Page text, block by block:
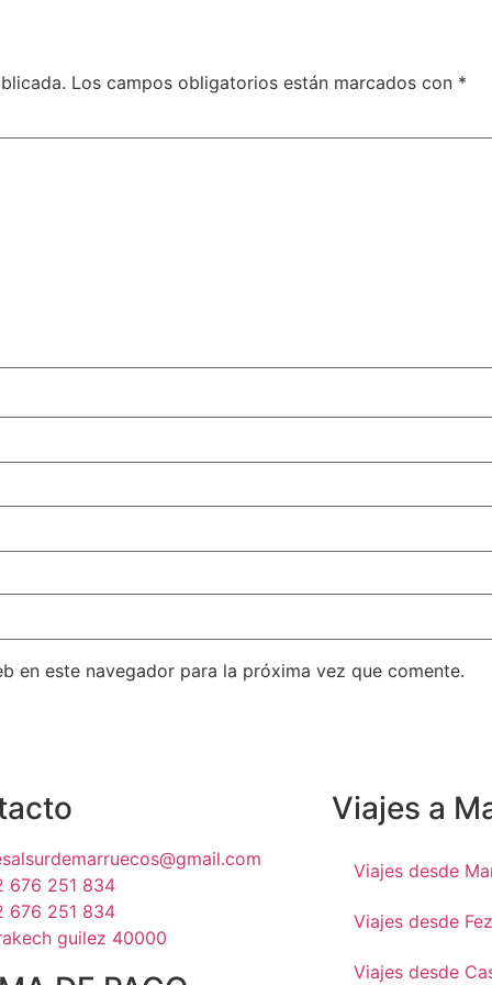
Los campos obligatorios están marcados con *
en este navegador para la próxima vez que comente.
676 251 834
676 251 834
guilez 40000
Viajes a
Viajes desde
Viajes desde Fez
Viajes desde